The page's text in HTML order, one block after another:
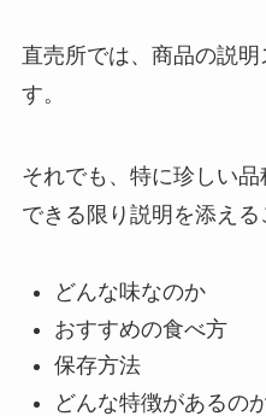
直売所では、商品の説
す。
それでも、特に珍しい品
できる限り説明を添える
どんな味なのか
おすすめの食べ方
保存方法
どんな特徴があるの